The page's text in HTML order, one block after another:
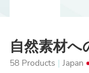
自然素材
58 Products | Japan